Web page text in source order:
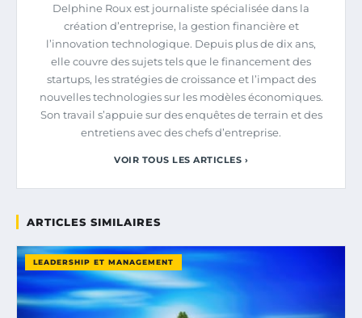
Delphine Roux est journaliste spécialisée dans la
création d’entreprise, la gestion financière et
l’innovation technologique. Depuis plus de dix ans,
elle couvre des sujets tels que le financement des
startups, les stratégies de croissance et l’impact des
nouvelles technologies sur les modèles économiques.
Son travail s’appuie sur des enquêtes de terrain et des
entretiens avec des chefs d’entreprise.
VOIR TOUS LES ARTICLES ›
ARTICLES SIMILAIRES
LEADERSHIP ET MANAGEMENT